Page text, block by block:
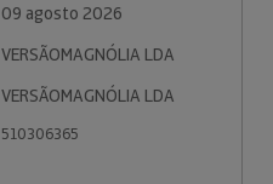
09 agosto 2026
VERSÃOMAGNÓLIA LDA
VERSÃOMAGNÓLIA LDA
510306365